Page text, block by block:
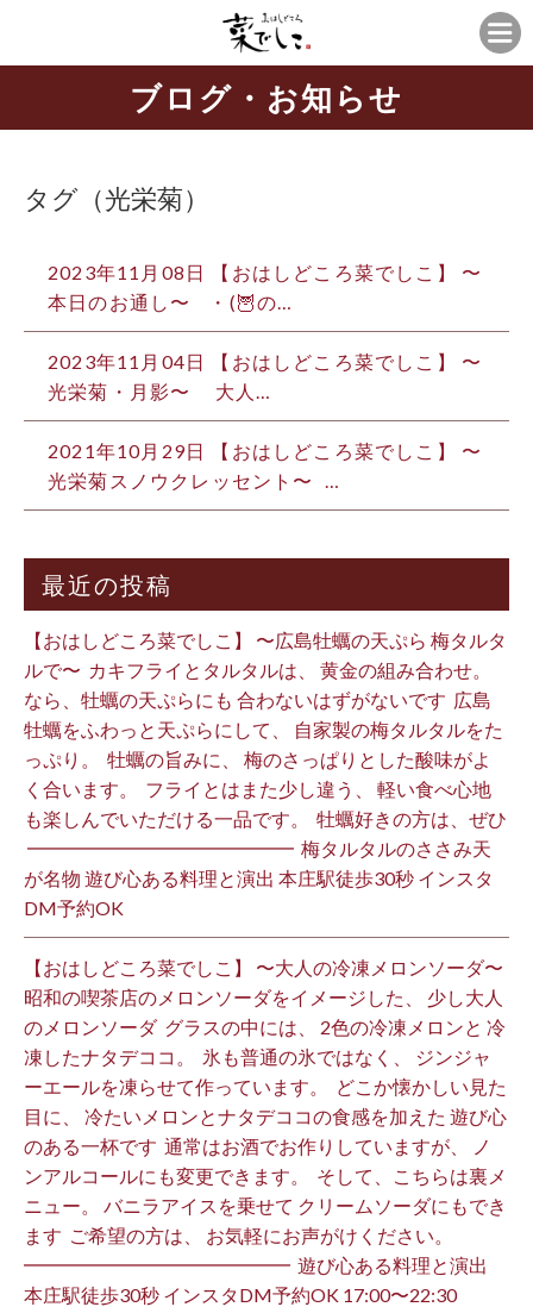
ブログ・お知らせ
タグ（光栄菊）
2023年11月08日 【おはしどころ菜でしこ】 〜
本日のお通し〜 ⁡ ⁡ ・(🦉の…
2023年11月04日 【おはしどころ菜でしこ】 〜
光栄菊・月影〜 ⁡ ⁡ ⁡ 大人…
2021年10月29日 【おはしどころ菜でしこ】 〜
光栄菊スノウクレッセント〜 ⁡ …
最近の投稿
【おはしどころ菜でしこ】 〜広島牡蠣の天ぷら 梅タルタ
ルで〜 ⁡ カキフライとタルタルは、 黄金の組み合わせ。 ⁡
なら、牡蠣の天ぷらにも 合わないはずがないです ⁡ 広島
牡蠣をふわっと天ぷらにして、 自家製の梅タルタルをた
っぷり。 ⁡ 牡蠣の旨みに、 梅のさっぱりとした酸味がよ
く合います。 ⁡ フライとはまた少し違う、 軽い食べ心地
も楽しんでいただける一品です。 ⁡ 牡蠣好きの方は、ぜひ
⁡ ━━━━━━━━━━━━━━ ⁡ 梅タルタルのささみ天
が名物 遊び心ある料理と演出 本庄駅徒歩30秒 インスタ
DM予約OK ⁡
【おはしどころ菜でしこ】 〜大人の冷凍メロンソーダ〜 ⁡
昭和の喫茶店のメロンソーダをイメージした、 少し大人
のメロンソーダ ⁡ グラスの中には、 2色の冷凍メロンと 冷
凍したナタデココ。 ⁡ 氷も普通の氷ではなく、 ジンジャ
ーエールを凍らせて作っています。 ⁡ どこか懐かしい見た
目に、 冷たいメロンとナタデココの食感を加えた 遊び心
のある一杯です ⁡ 通常はお酒でお作りしていますが、 ノ
ンアルコールにも変更できます。 ⁡ そして、こちらは裏メ
ニュー。 バニラアイスを乗せて クリームソーダにもでき
ます ⁡ ご希望の方は、 お気軽にお声がけください。 ⁡
━━━━━━━━━━━━━━ ⁡ 遊び心ある料理と演出
本庄駅徒歩30秒 インスタDM予約OK 17:00〜22:30 ⁡